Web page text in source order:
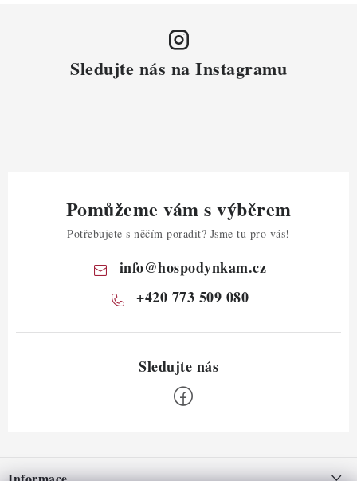
Sledujte nás na Instagramu
Pomůžeme vám s výběrem
Potřebujete s něčím poradit? Jsme tu pro vás!
info@hospodynkam.cz
+420 773 509 080